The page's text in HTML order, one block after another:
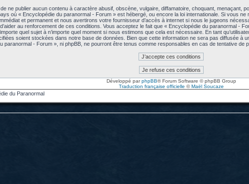
ne publier aucun contenu à caractère abusif, obscène, vulgaire, diffamatoire, choquant, menaçant,
où « Encyclopédie du paranormal - Forum » est hébergé, ou encore la loi internationale. Si vous
et permanent et nous avertirons votre fournisseur d’accès à internet si nous le jugeons
au renforcement de ces conditions. Vous acceptez le fait que « Encyclopédie du paranormal -
quel sujet à n’importe quel moment si nous estimons que cela est nécessaire. En tant
soient stockées dans notre base de données. Bien que cette information ne sera pas diffusée à
paranormal - Forum », ni phpBB, ne pourront être tenus comme responsables en cas de tentative de
Développé parphpBB® Forum Software © phpBB Group
Traduction française officielle ©Maël Soucaze
du Paranormal